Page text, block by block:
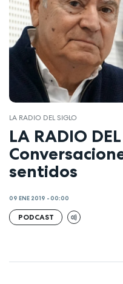
LA RADIO DEL SIGLO
LA RADIO
sentidos
09 ENE 2019 - 00:00
PODCAST